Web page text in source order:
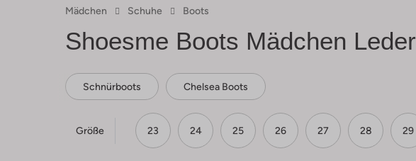
Mädchen Schuhe Boots
Shoesme Boots Mädchen Leder
Schnürboots Chelsea Boots
Größe 23 24 25 26 27 28 29